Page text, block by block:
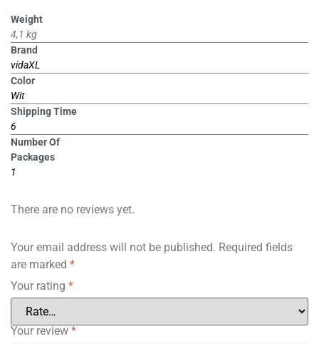
Weight
4,1 kg
Brand
vidaXL
Color
Wit
Shipping Time
6
Number Of
Packages
1
There are no reviews yet.
Your email address will not be published. Required fields
are marked *
Your rating *
Your review *